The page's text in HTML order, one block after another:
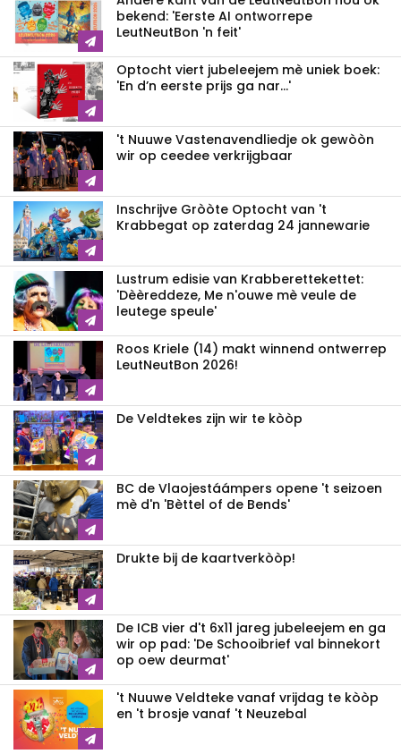
bekend: 'Eerste AI ontworrepe
LeutNeutBon 'n feit'
Optocht viert jubeleejem mè uniek boek:
'En d’n eerste prijs ga nar...'
't Nuuwe Vastenavendliedje ok gewòòn
wir op ceedee verkrijgbaar
Inschrijve Gròòte Optocht van 't
Krabbegat op zaterdag 24 jannewarie
Lustrum edisie van Krabberettekettet:
'Dèèreddeze, Me n'ouwe mè veule de
leutege speule'
Roos Kriele (14) makt winnend ontwerrep
LeutNeutBon 2026!
De Veldtekes zijn wir te kòòp
BC de Vlaojestáámpers opene 't seizoen
mè d'n 'Bèttel of de Bends'
Drukte bij de kaartverkòòp!
De ICB vier d't 6x11 jareg jubeleejem en ga
wir op pad: 'De Schooibrief val binnekort
op oew deurmat'
't Nuuwe Veldteke vanaf vrijdag te kòòp
en 't brosje vanaf 't Neuzebal